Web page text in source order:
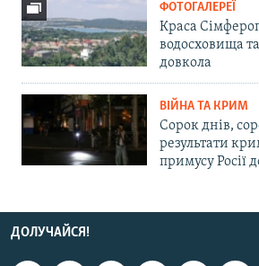
ФОТОГАЛЕРЕЇ
Краса
водосховища
довкола
ВІЙНА ТА КРИМ
Сорок днів,
результати
примусу Росії
ДОЛУЧАЙСЯ!